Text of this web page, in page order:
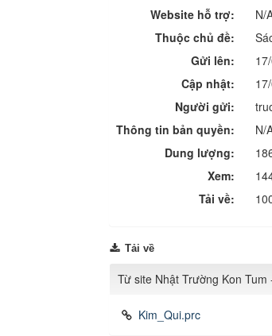
Website hỗ trợ:
N/
Thuộc chủ đề:
Gửi lên:
Cập nhật:
Người gửi:
Thông tin bản quyền:
N/
Dung lượng:
Xem:
Tải về:
Tải về
Từ site Nhật Trường Kon
Kim_Qui.prc